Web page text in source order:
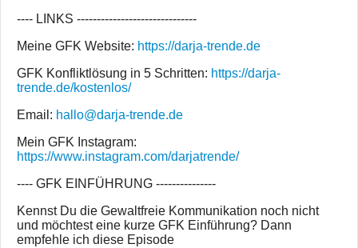
---- LINKS ------------------------------
Meine GFK Website: https://darja-trende.de
GFK Konfliktlösung in 5 Schritten: https://darja-
trende.de/kostenlos/
Email: hallo@darja-trende.de
Mein GFK Instagram:
https://www.instagram.com/darjatrende/
---- GFK EINFÜHRUNG ---------------
Kennst Du die Gewaltfreie Kommunikation noch nicht
und möchtest eine kurze GFK Einführung? Dann
empfehle ich diese Episode